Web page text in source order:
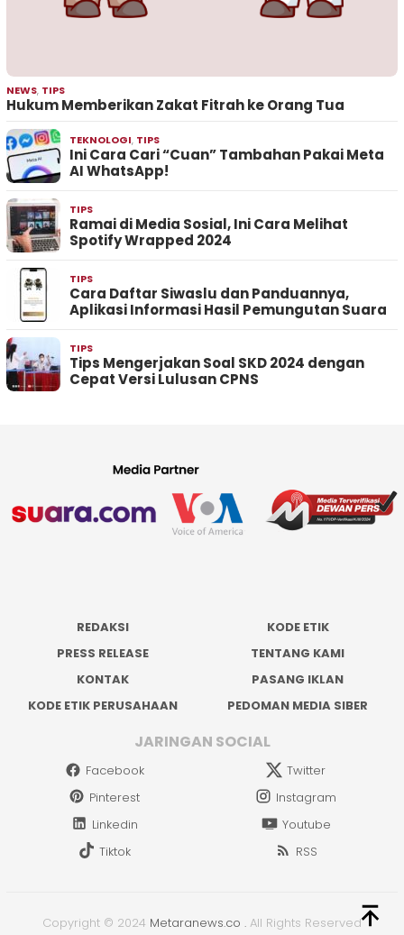
NEWS, TIPS
Hukum Memberikan Zakat Fitrah ke Orang Tua
TEKNOLOGI, TIPS
Ini Cara Cari “Cuan” Tambahan Pakai Meta
AI WhatsApp!
TIPS
Ramai di Media Sosial, Ini Cara Melihat
Spotify Wrapped 2024
TIPS
Cara Daftar Siwaslu dan Panduannya,
Aplikasi Informasi Hasil Pemungutan Suara
TIPS
Tips Mengerjakan Soal SKD 2024 dengan
Cepat Versi Lulusan CPNS
REDAKSI
KODE ETIK
PRESS RELEASE
TENTANG KAMI
KONTAK
PASANG IKLAN
KODE ETIK PERUSAHAAN
PEDOMAN MEDIA SIBER
JARINGAN SOCIAL
Facebook
Twitter
Pinterest
Instagram
Linkedin
Youtube
Tiktok
RSS
Copyright © 2024 Metaranews.co . All Rights Reserved